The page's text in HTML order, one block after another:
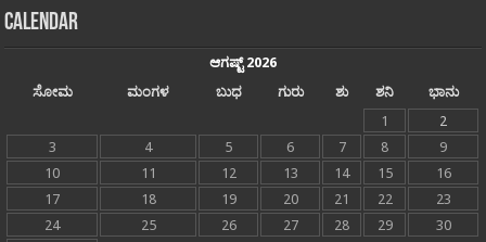
Calendar
ಆಗಷ್ಟ್ 2026
ಸೋಮ
ಮಂಗಳ ಬುಧ ಗುರು ಶು ಶನಿ
ಭಾನು
1
2
3
4 5 6 7 8
9
10
11 12 13 14 15
16
17
18 19 20 21 22
23
24
25 26 27 28 29
30